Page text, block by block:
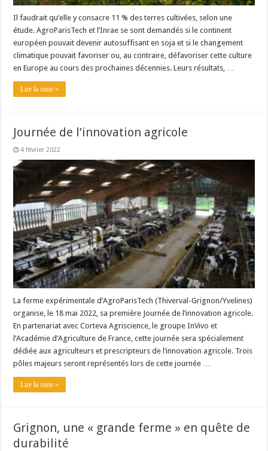
Il faudrait qu’elle y consacre 11 % des terres cultivées, selon une
étude. AgroParisTech et l’Inrae se sont demandés si le continent
européen pouvait devenir autosuffisant en soja et si le changement
climatique pouvait favoriser ou, au contraire, défavoriser cette culture
en Europe au cours des prochaines décennies. Leurs résultats, …
Lire la suite »
Journée de l’innovation agricole
4 février 2022
La ferme expérimentale d’AgroParisTech (Thiverval-Grignon/Yvelines)
organise, le 18 mai 2022, sa première Journée de l’innovation agricole.
En partenariat avec Corteva Agriscience, le groupe InVivo et
l’Académie d’Agriculture de France, cette journée sera spécialement
dédiée aux agriculteurs et prescripteurs de l’innovation agricole. Trois
pôles majeurs seront représentés lors de cette journée …
Lire la suite »
Grignon, une « grande ferme » en quête de
durabilité